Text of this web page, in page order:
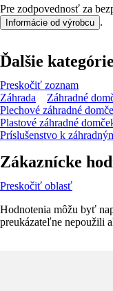
Pre zodpovednosť za
Informácie od výrobcu .
Ďalšie kategórie
Preskočiť zoznam
Záhrada
Záhradné
Plechové záhradné
Plastové záhradné
Príslušenstvo k
Zákaznícke
Preskočiť oblasť
Hodnotenia môžu byť
preukázateľne nepoužili